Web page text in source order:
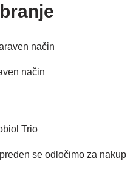
način
se odločimo za nakup